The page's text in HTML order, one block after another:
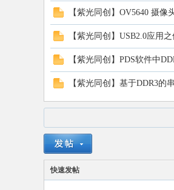
技
【紫光同创】OV5640 摄像
【紫光同创】USB2.0应用
【紫光同创】PDS软件中
【紫光同创】基于DDR3
快速发帖